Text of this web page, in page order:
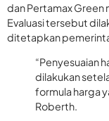
dan Pertamax Green
Evaluasi tersebut
ditetapkan
“Penyesuaian
dilakukan
formula harga
Roberth.